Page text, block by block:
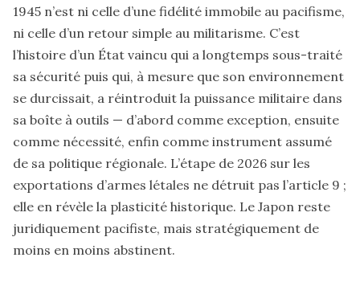
1945 n’est ni celle d’une fidélité immobile au pacifisme,
ni celle d’un retour simple au militarisme. C’est
l’histoire d’un État vaincu qui a longtemps sous-traité
sa sécurité puis qui, à mesure que son environnement
se durcissait, a réintroduit la puissance militaire dans
sa boîte à outils — d’abord comme exception, ensuite
comme nécessité, enfin comme instrument assumé
de sa politique régionale. L’étape de 2026 sur les
exportations d’armes létales ne détruit pas l’article 9 ;
elle en révèle la plasticité historique. Le Japon reste
juridiquement pacifiste, mais stratégiquement de
moins en moins abstinent.